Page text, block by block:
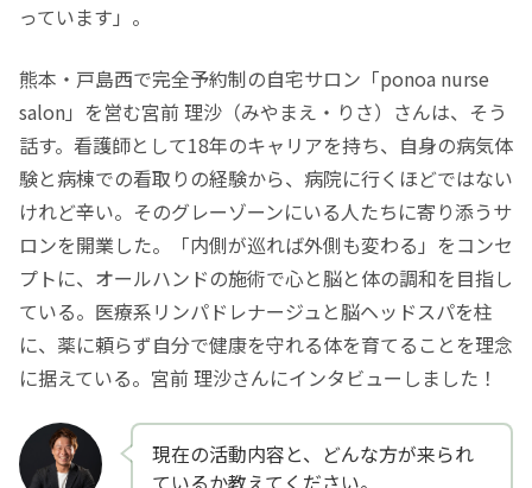
っています」。
熊本・戸島西で完全予約制の自宅サロン「ponoa nurse
salon」を営む宮前 理沙（みやまえ・りさ）さんは、そう
話す。看護師として18年のキャリアを持ち、自身の病気体
験と病棟での看取りの経験から、病院に行くほどではない
けれど辛い。そのグレーゾーンにいる人たちに寄り添うサ
ロンを開業した。「内側が巡れば外側も変わる」をコンセ
プトに、オールハンドの施術で心と脳と体の調和を目指し
ている。医療系リンパドレナージュと脳ヘッドスパを柱
に、薬に頼らず自分で健康を守れる体を育てることを理念
に据えている。宮前 理沙さんにインタビューしました！
現在の活動内容と、どんな方が来られ
ているか教えてください。